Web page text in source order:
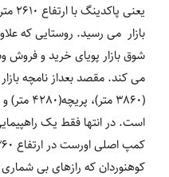
بازار می رسید. روستایی که
شوق بازار پویای خرید و فروش
است. در انتها فقط یک
کوهنوردان که رازهای بی